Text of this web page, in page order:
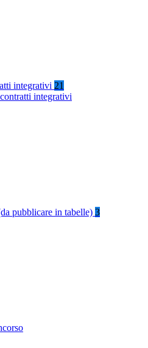
integrativi 21
integrativi
pubblicare in tabelle) 3